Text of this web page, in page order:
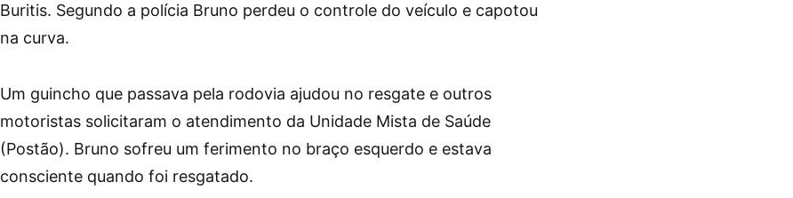
Buritis. Segundo a polícia Bruno perdeu o controle do veículo e capotou
na curva.
Um guincho que passava pela rodovia ajudou no resgate e outros
motoristas solicitaram o atendimento da Unidade Mista de Saúde
(Postão). Bruno sofreu um ferimento no braço esquerdo e estava
consciente quando foi resgatado.